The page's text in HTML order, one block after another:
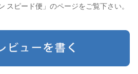
スピード便 」のページをご覧下さい。